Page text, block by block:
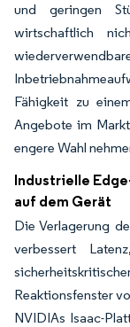
und geringen
wirtschaftlich
Fähigkeit zu
Angebote im
engere Wahl
Industrielle
auf dem Gerät
Die Verlagerung
verbessert
Reaktionsfenster
NVIDIAs Isaac-